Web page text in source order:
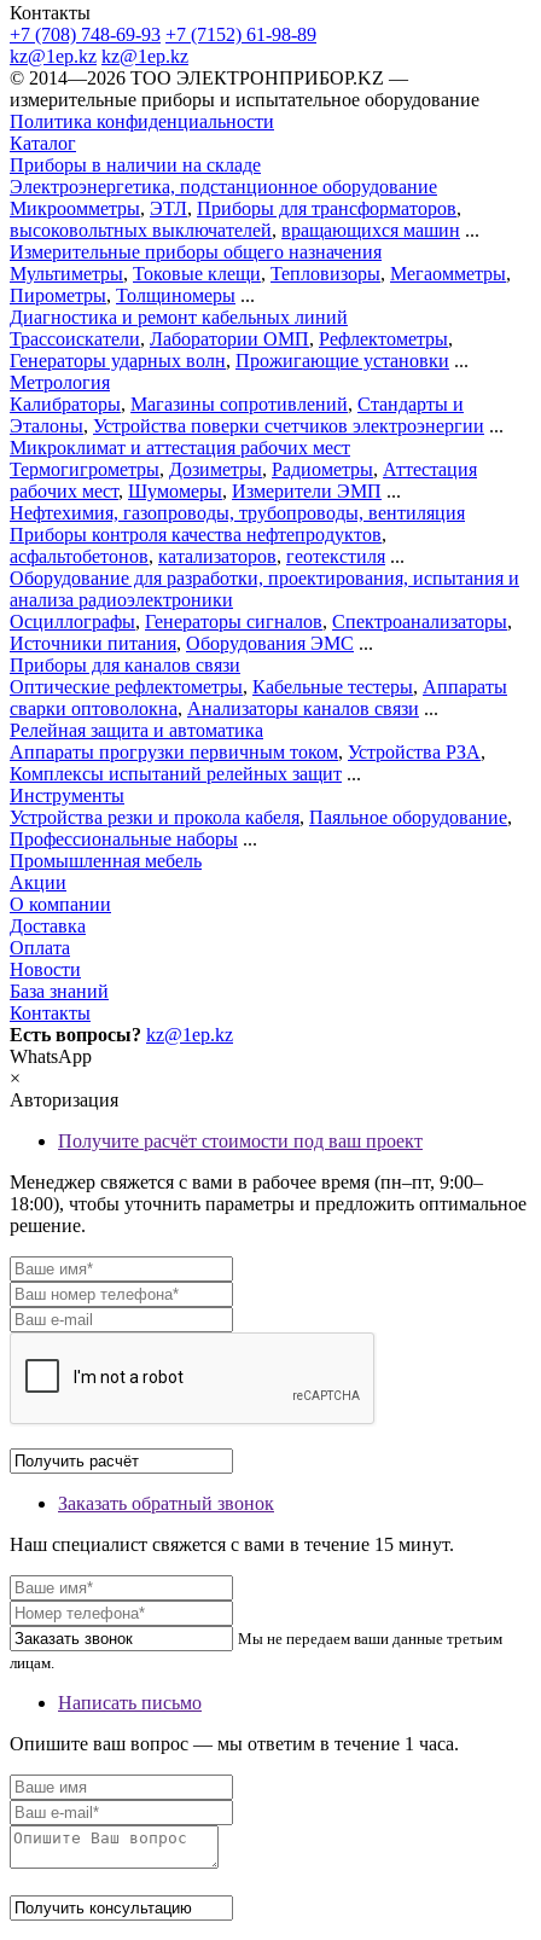
Контакты
+7 (708) 748-69-93 +7 (7152) 61-98-89
kz@1ep.kz kz@1ep.kz
©️ 2014—2026 ТОО ЭЛЕКТРОНПРИБОР.KZ —
измерительные приборы и испытательное оборудование
Политика конфиденциальности
Каталог
Приборы в наличии на складе
Электроэнергетика, подстанционное оборудование
Микроомметры, ЭТЛ, Приборы для трансформаторов,
высоковольтных выключателей, вращающихся машин ...
Измерительные приборы общего назначения
Мультиметры, Токовые клещи, Тепловизоры, Мегаомметры,
Пирометры, Толщиномеры ...
Диагностика и ремонт кабельных линий
Трассоискатели, Лаборатории ОМП, Рефлектометры,
Генераторы ударных волн, Прожигающие установки ...
Метрология
Калибраторы, Магазины сопротивлений, Стандарты и
Эталоны, Устройства поверки счетчиков электроэнергии ...
Микроклимат и аттестация рабочих мест
Термогигрометры, Дозиметры, Радиометры, Аттестация
рабочих мест, Шумомеры, Измерители ЭМП ...
Нефтехимия, газопроводы, трубопроводы, вентиляция
Приборы контроля качества нефтепродуктов,
асфальтобетонов, катализаторов, геотекстиля ...
Оборудование для разработки, проектирования, испытания и
анализа радиоэлектроники
Осциллографы, Генераторы сигналов, Спектроанализаторы,
Источники питания, Оборудования ЭМС ...
Приборы для каналов связи
Оптические рефлектометры, Кабельные тестеры, Аппараты
сварки оптоволокна, Анализаторы каналов связи ...
Релейная защита и автоматика
Аппараты прогрузки первичным током, Устройства РЗА,
Комплексы испытаний релейных защит ...
Инструменты
Устройства резки и прокола кабеля, Паяльное оборудование,
Профессиональные наборы ...
Промышленная мебель
Акции
О компании
Доставка
Оплата
Новости
База знаний
Контакты
Есть вопросы? kz@1ep.kz
WhatsApp
×
Авторизация
Получите расчёт стоимости под ваш проект
Менеджер свяжется с вами в рабочее время (пн–пт, 9:00–
18:00), чтобы уточнить параметры и предложить оптимальное
решение.
Заказать обратный звонок
Наш специалист свяжется с вами в течение 15 минут.
Мы не передаем ваши данные третьим
лицам.
Написать письмо
Опишите ваш вопрос — мы ответим в течение 1 часа.